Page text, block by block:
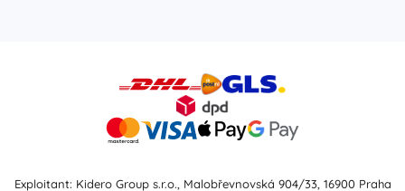
Exploitant: Kidero Group s.r.o., Malobřevnovská 904/33, 16900 Praha